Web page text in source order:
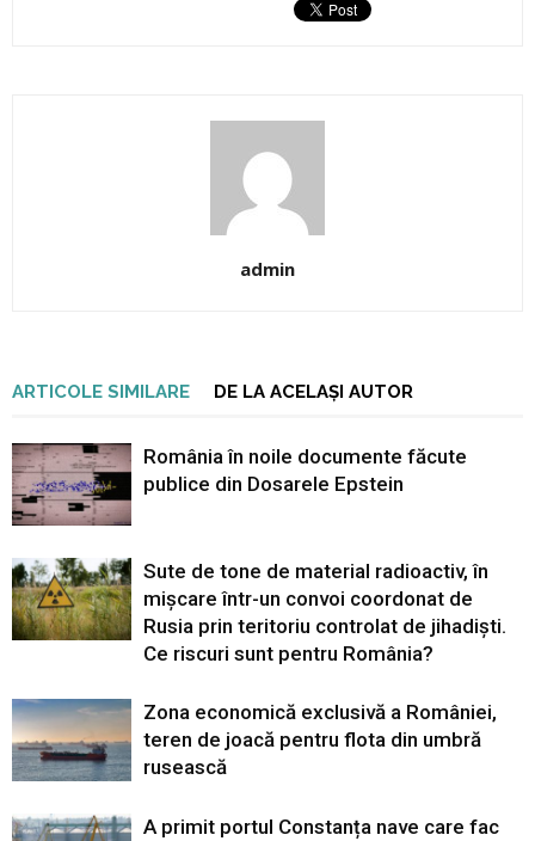
admin
ARTICOLE SIMILARE DE LA ACELAȘI AUTOR
România în noile documente făcute
publice din Dosarele Epstein
Sute de tone de material radioactiv, în
mișcare într-un convoi coordonat de
Rusia prin teritoriu controlat de jihadiști.
Ce riscuri sunt pentru România?
Zona economică exclusivă a României,
teren de joacă pentru flota din umbră
rusească
A primit portul Constanța nave care fac